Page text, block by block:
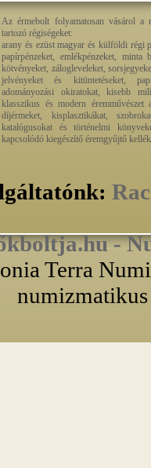
Az érmebolt folyamatosan vásárol a
tartozó régiségeket:
arany és ezüst magyar és külföldi régi
papírpénzeket, emlékpénzeket, minta
kötvényeket, zálogleveleket,
jelvényeket és kitüntetéseket,
adományozási okiratokat, kisebb
klasszikus és modern éremművészet
díjérmeket, kisplasztikákat,
katalógusokat és történelmi
kapcsolódó kiegészítő éremgyűjtő
-
Terra
numizmatikus